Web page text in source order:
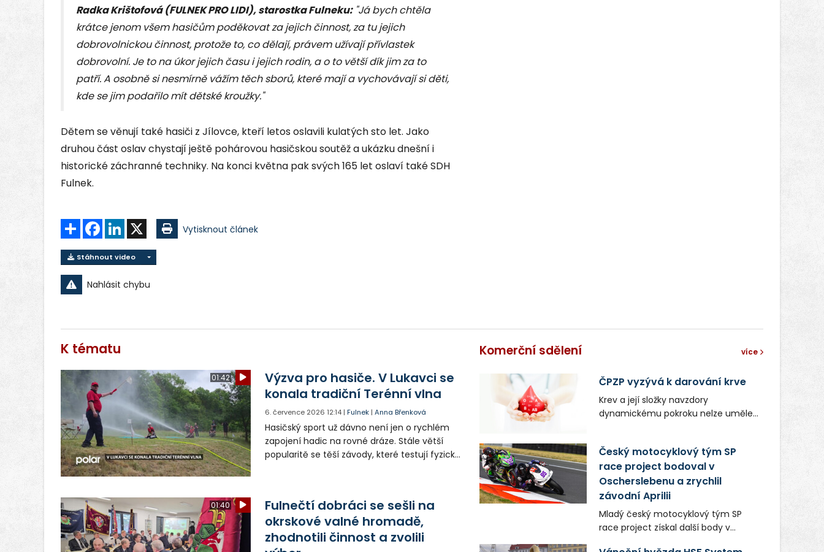
Radka Krištofová (FULNEK PRO LIDI), starostka Fulneku:"Já bych chtěla
krátce jenom všem hasičům poděkovat za jejich činnost, za tu jejich
dobrovolnickou činnost, protože to, co dělají, právem užívají přívlastek
dobrovolní. Je to na úkor jejich času i jejich rodin, a o to větší dík jim za to
patří. A osobně si nesmírně vážím těch sborů, které mají a vychovávají si děti,
kde se jim podařilo mít dětské kroužky."
Dětem se věnují také hasiči z Jílovce, kteří letos oslavili kulatých sto let. Jako
druhou část oslav chystají ještě pohárovou hasičskou soutěž a ukázku dnešní i
historické záchranné techniky. Na konci května pak svých 165 let oslaví také SDH
Fulnek.
Sdílet FacebookLinkedIn Vytisknout článek
Stáhnout video
Nahlásit chybu
K tématu
01:42
Výzva pro hasiče. V Lukavci se
konala tradiční Terénní vlna
6. července 2026 12:14 |Fulnek |Anna Břenková
Hasičský sport už dávno není jen o rychlém
zapojení hadic na rovné dráze. Stále větší
popularitě se těší závody, které testují fyzické
01:40
Fulnečtí dobráci se sešli na
okrskové valné hromadě,
zhodnotili činnost a zvolili
Komerční sdělení více
ČPZP vyzývá k darování krve
Krev a její složky navzdory
dynamickému pokroku nelze uměle
nenahraditelnou tělní tekutinu
neobejde. Naléhavá potřeba doplnit
krevní zásoby nastává vždy v létě,
kdy stoupá počet úrazů. Česká
průmyslová zdravotní pojišťovna
(ČPZP) apeluje na všechny, kteří se
těší dobrému zdraví, aby se stali
pravidelnými dárci krve.
Český motocyklový tým SP
race project bodoval v
Oscherslebenu a zrychlil
závodní Aprilii
Mladý český motocyklový tým SP
race project získal další body v